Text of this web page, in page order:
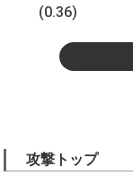
(0.36)
攻撃トップ